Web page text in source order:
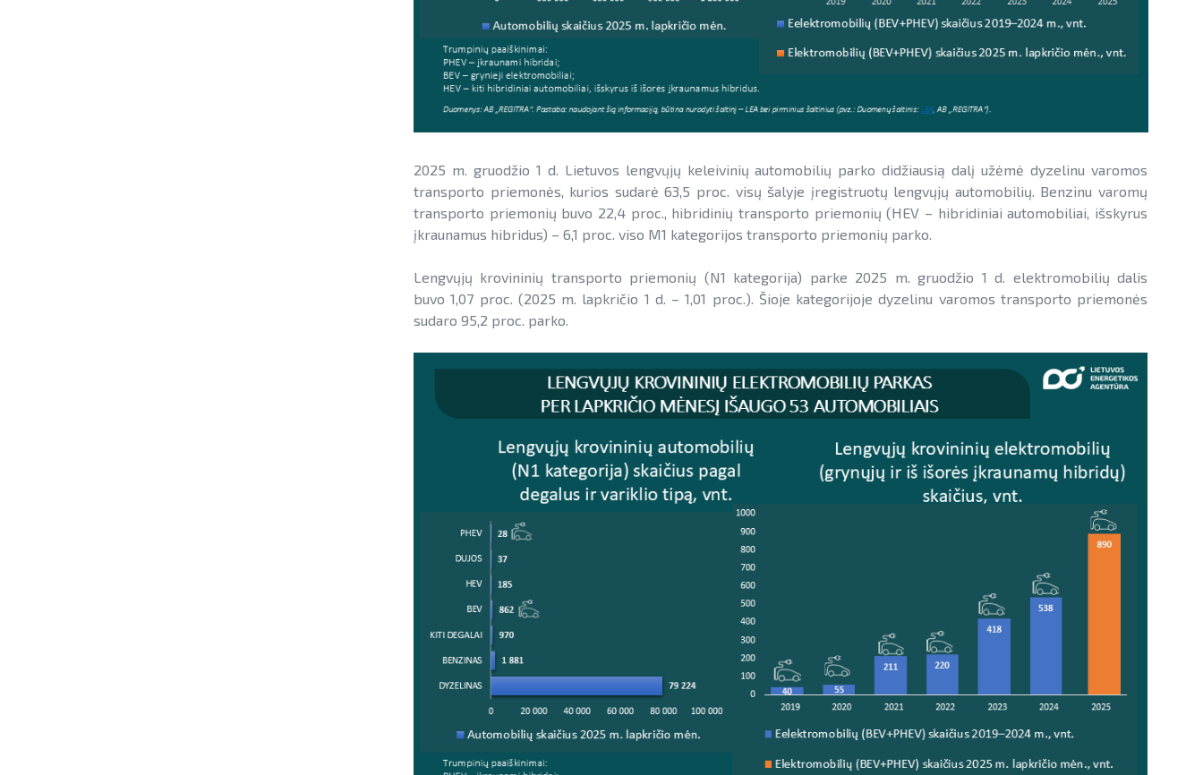
2025 m. gruodžio 1 d. Lietuvos lengvųjų keleivinių automobilių parko didžiausią dalį užėmė dyzelinu varomos
transporto priemonės, kurios sudarė 63,5 proc. visų šalyje įregistruotų lengvųjų automobilių. Benzinu varomų
transporto priemonių buvo 22,4 proc., hibridinių transporto priemonių (HEV – hibridiniai automobiliai, išskyrus
įkraunamus hibridus) – 6,1 proc. viso M1 kategorijos transporto priemonių parko.
Lengvųjų krovininių transporto priemonių (N1 kategorija) parke 2025 m. gruodžio 1 d. elektromobilių dalis
buvo 1,07 proc. (2025 m. lapkričio 1 d. – 1,01 proc.). Šioje kategorijoje dyzelinu varomos transporto priemonės
sudaro 95,2 proc. parko.